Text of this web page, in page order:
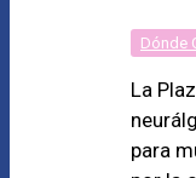
Dónde
La
para